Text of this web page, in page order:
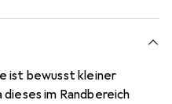
ist bewusst kleiner
im Randbereich